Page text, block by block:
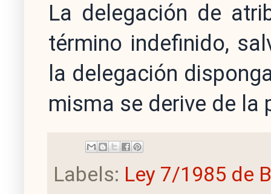
La delegación de
término indefinido,
la delegación
misma se derive de la
Labels: Ley 7/1985 de